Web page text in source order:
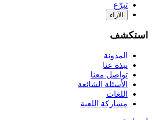
تبرّع
الآراء
استكشف
المدونة
نبذة عنا
تواصل معنا
الأسئلة الشائعة
اللغات
مشاركة اللعبة